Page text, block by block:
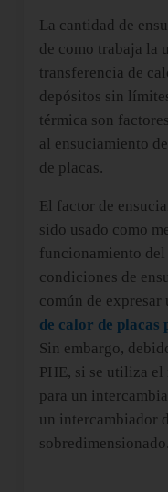
La cantidad de
de como trabaja la
transferencia de
depósitos sin
térmica son
al ensuciamiento
de placas.
El factor de
sido usado como
funcionamiento
condiciones de
común de expresar
de calor de placas
Sin embargo,
PHE, si se utiliza
para un
un intercambiador